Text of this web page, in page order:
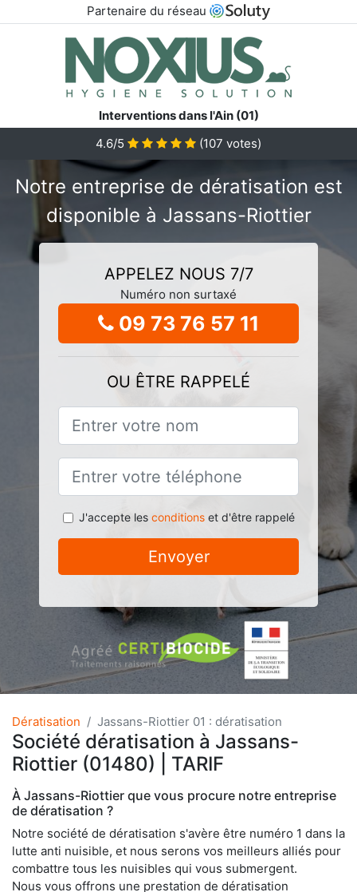
Partenaire du réseau
Interventions dans l'Ain (01)
4.6/5
(107 votes)
Notre entreprise de dératisation est
disponible à Jassans-Riottier
APPELEZ NOUS 7/7
Numéro non surtaxé
09 73 76 57 11
OU ÊTRE RAPPELÉ
J'accepte les conditionset d'être rappelé
Envoyer
Dératisation Jassans-Riottier 01 : dératisation
Société dératisation à Jassans-
Riottier (01480) | TARIF
À Jassans-Riottier que vous procure notre entreprise
de dératisation ?
Notre société de dératisation s'avère être numéro 1 dans la
lutte anti nuisible, et nous serons vos meilleurs alliés pour
combattre tous les nuisibles qui vous submergent.
Nous vous offrons une prestation de dératisation